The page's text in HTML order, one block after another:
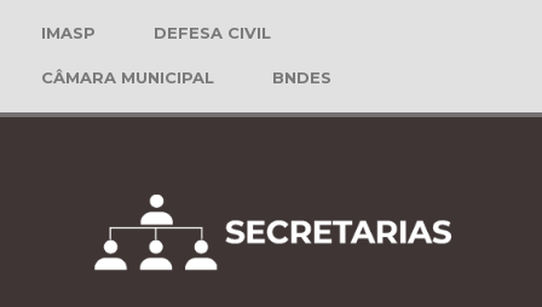
IMASP DEFESA CIVIL
CÂMARA MUNICIPAL BNDES